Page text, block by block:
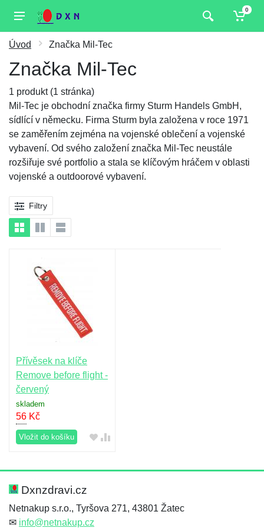
0
Úvod Značka Mil-Tec
Značka Mil-Tec
1 produkt (1 stránka)
Mil-Tec je obchodní značka firmy Sturm Handels GmbH,
sídlící v německu. Firma Sturm byla založena v roce 1971
se zaměřením zejména na vojenské oblečení a vojenské
vybavení. Od svého založení značka Mil-Tec neustále
rozšiřuje své portfolio a stala se klíčovým hráčem v oblasti
vojenské a outdoorové vybavení.
Filtry
Přívěsek na klíče
Remove before flight -
červený
skladem
56 Kč
Vložit do košíku
Dxnzdravi.cz
Netnakup s.r.o., Tyršova 271, 43801 Žatec
✉ info@netnakup.cz